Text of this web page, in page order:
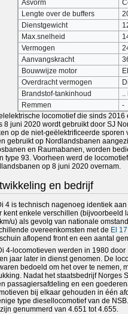
Asvorm
Lengte over de buffers
Dienstgewicht
Max.snelheid
Vermogen
Aanvangskracht
Bouwwijze motor
Overdracht vermogen
Brandstof-tankinhoud
..
Remmen
-
locomotief die sinds
8 juni 2020 wordt gebruikt door SJ
op de niet-geëlektrificeerde sporen
gebruikt op Nordlandsbanen
en Raumabanen, worden
type 93. Voorheen werd de
op 8 juni 2020 overnam.
en bedrijf
4 is technisch nagenoeg identiek
kent enkele verschillen (bijvoorbeeld
u) als gevolg van nationale
overeenkomsten met de El 17
aflopend front en een aantal
4-locomotieven werden in 1980
jaar later in dienst genomen. De
bedoeld om het over te nemen,
Nadat het staatsbedrijf Norges
passagiersafdeling en een
bij elkaar gehouden in één
type diesellocomotief van de
genummerd van 4.651 tot 4.655.